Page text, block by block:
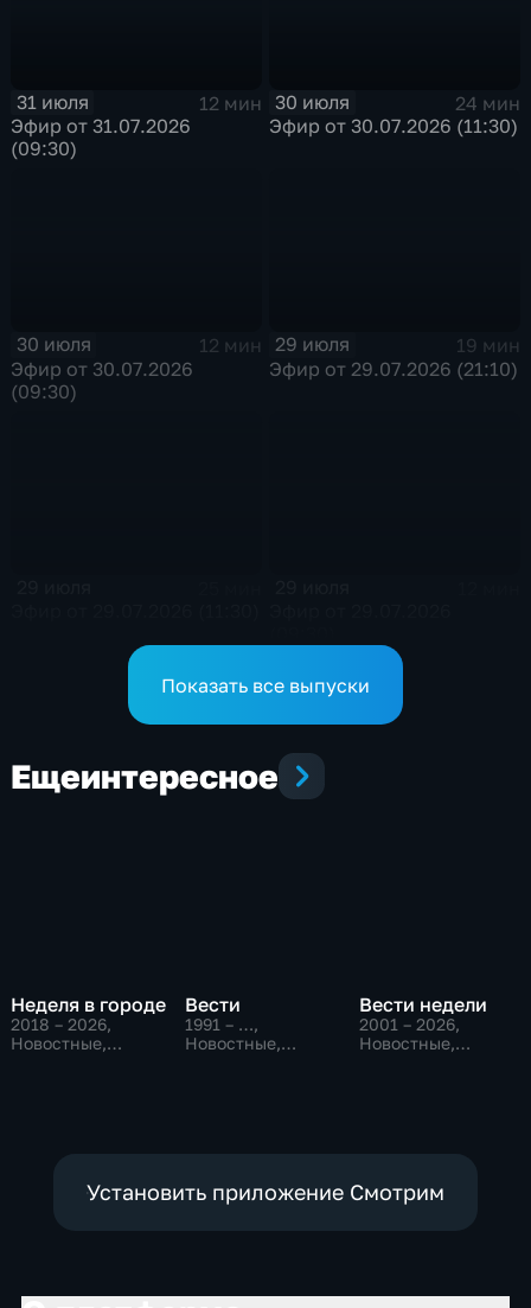
31 июля
12 мин
Эфир от 31.07.2026
(09:30)
30 июля
24 мин
Эфир от 30.07.2026 (11:30)
30 июля
12 мин
Эфир от 30.07.2026
(09:30)
29 июля
19 мин
Эфир от 29.07.2026 (21:10)
Показать все выпуски
Ещеинтересное
Неделя в городе
2018 – 2026,
Новостные,
Вести
1991 – …,
Новостные,
Вести недели
2001 – 2026,
Новостные,
Установить приложение Смотрим